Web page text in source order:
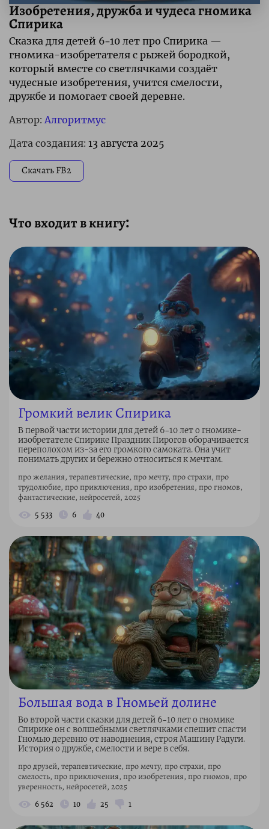
Изобретения, дружба и чудеса гномика
Спирика
Сказка для детей 6–10 лет про Спирика —
гномика-изобретателя с рыжей бородкой,
который вместе со светлячками создаёт
чудесные изобретения, учится смелости,
дружбе и помогает своей деревне.
Автор: Алгоритмус
Дата создания: 13 августа 2025
Скачать FB2
Что входит в книгу:
Громкий велик Спирика
В первой части истории для детей 6–10 лет о гномике-
изобретателе Спирике Праздник Пирогов оборачивается
переполохом из-за его громкого самоката. Она учит
понимать других и бережно относиться к мечтам.
про желания, терапевтические, про мечту, про страхи, про
трудолюбие, про приключения, про изобретения, про гномов,
фантастические, нейросетей, 2025
5 533 6 40
Большая вода в Гномьей долине
Во второй части сказки для детей 6–10 лет о гномике
Спирике он с волшебными светлячками спешит спасти
Гномью деревню от наводнения, строя Машину Радуги.
История о дружбе, смелости и вере в себя.
про друзей, терапевтические, про мечту, про страхи, про
смелость, про приключения, про изобретения, про гномов, про
уверенность, нейросетей, 2025
6 562 10 25 1